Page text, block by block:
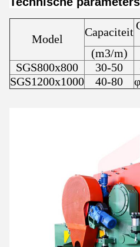
Model
Capaciteit
(m3/m)
SGS800x800
30-50
SGS1200x1000
40-80